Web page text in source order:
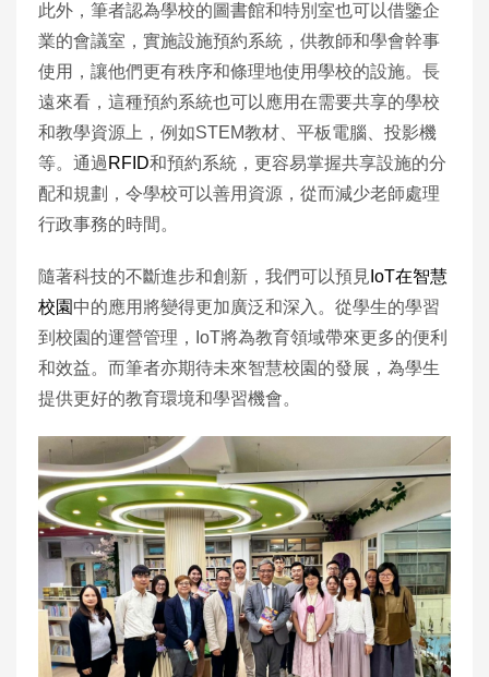
此外，筆者認為學校的圖書館和特別室也可以借鑒企
業的會議室，實施設施預約系統，供教師和學會幹事
使用，讓他們更有秩序和條理地使用學校的設施。長
遠來看，這種預約系統也可以應用在需要共享的學校
和教學資源上，例如STEM教材、平板電腦、投影機
等。通過 RFID和預約系統，更容易掌握共享設施的分
配和規劃，令學校可以善用資源，從而減少老師處理
行政事務的時間。
隨著科技的不斷進步和創新，我們可以預見 IoT在智慧
校園 中的應用將變得更加廣泛和深入。從學生的學習
到校園的運營管理，IoT將為教育領域帶來更多的便利
和效益。而筆者亦期待未來智慧校園的發展，為學生
提供更好的教育環境和學習機會。